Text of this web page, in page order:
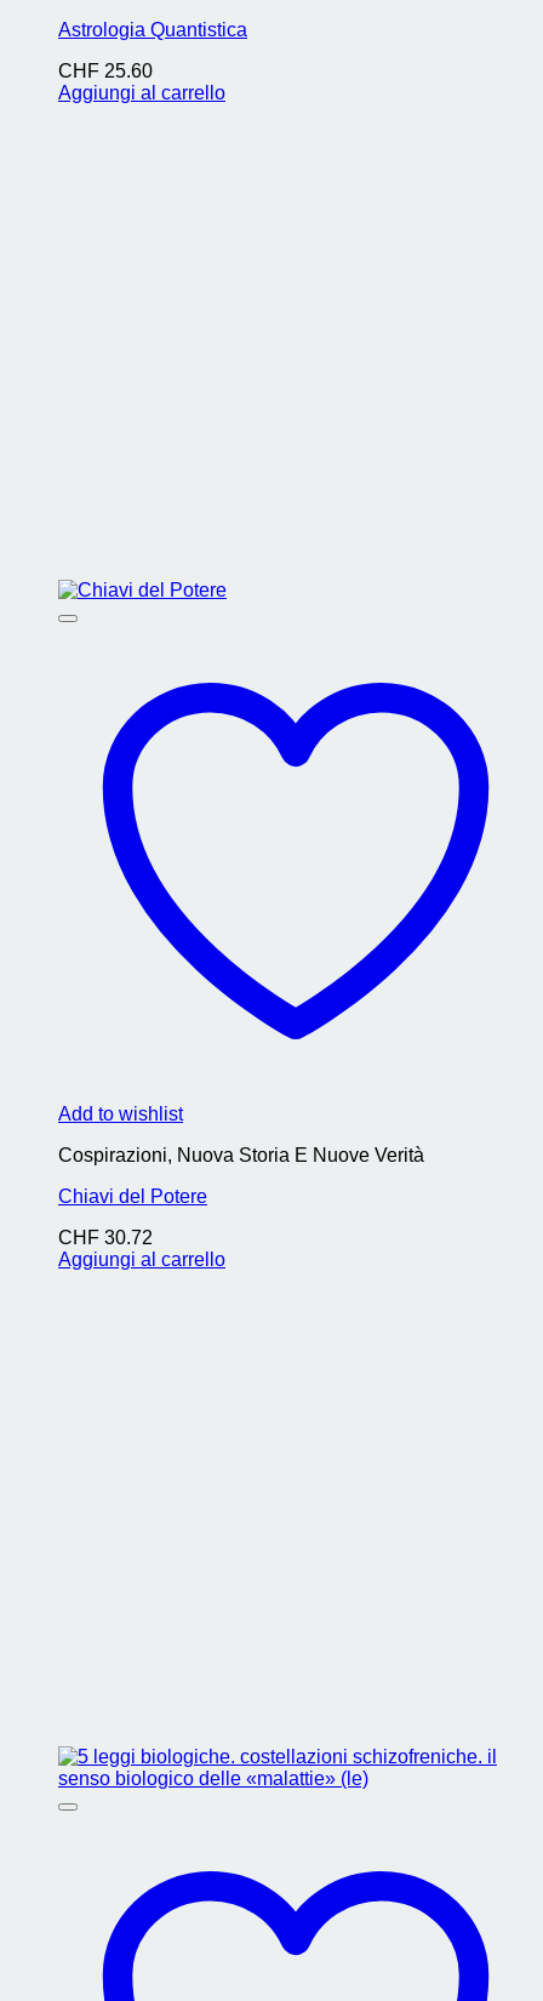
Astrologia Quantistica
CHF 25.60
Aggiungi al carrello
Add to wishlist
Cospirazioni, Nuova Storia E Nuove Verità
Chiavi del Potere
CHF 30.72
Aggiungi al carrello